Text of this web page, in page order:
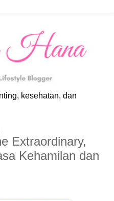
kesehatan, dan
Extraordinary,
Kehamilan dan